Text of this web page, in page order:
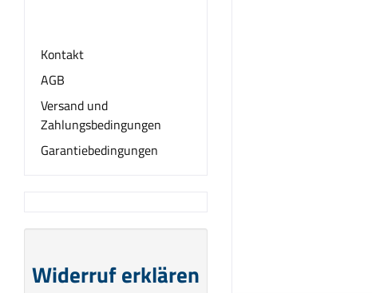
Kontakt
AGB
Versand und
Zahlungsbedingungen
Garantiebedingungen
Widerruf erklären